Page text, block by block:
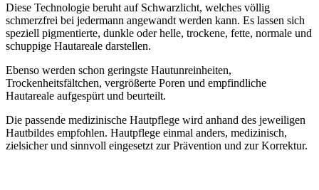
Diese Technologie beruht auf Schwarzlicht, welches völlig
schmerzfrei bei jedermann angewandt werden kann. Es lassen sich
speziell pigmentierte, dunkle oder helle, trockene, fette, normale und
schuppige Hautareale darstellen.
Ebenso werden schon geringste Hautunreinheiten,
Trockenheitsfältchen, vergrößerte Poren und empfindliche
Hautareale aufgespürt und beurteilt.
Die passende medizinische Hautpflege wird anhand des jeweiligen
Hautbildes empfohlen. Hautpflege einmal anders, medizinisch,
zielsicher und sinnvoll eingesetzt zurPrävention und zurKorrektur.